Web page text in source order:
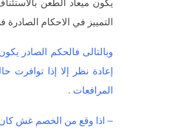
التمييز في الاحكام الصادرة
وبالتالى فالحكم الصادر
المرافعات .
– اذا وقع من الخصم غش كان